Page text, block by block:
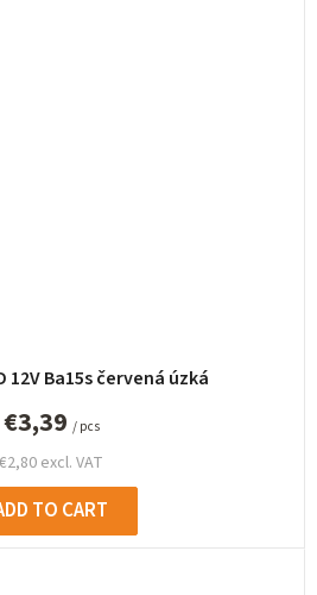
12V Ba15s červená úzká
€2,80 excl. VAT
€3,39 / pcs
TO CART